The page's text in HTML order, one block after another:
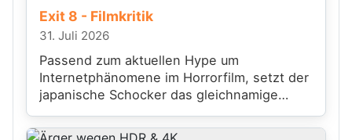
Exit 8 - Filmkritik
31. Juli 2026
Passend zum aktuellen Hype um
Internetphänomene im Horrorfilm, setzt der
japanische Schocker das gleichnamige